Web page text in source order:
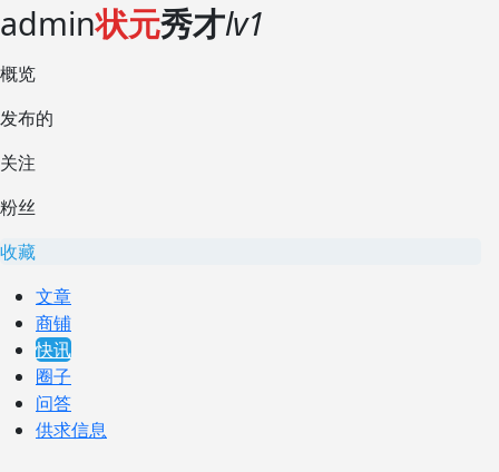
admin状元秀才lv1
概览
发布的
关注
粉丝
收藏
文章
商铺
快讯
圈子
问答
供求信息